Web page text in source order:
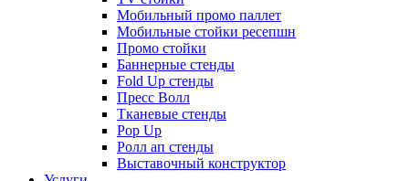
Мобильный промо паллет
Мобильные стойки ресепшн
Промо стойки
Баннерные стенды
Fold Up стенды
Пресс Волл
Тканевые стенды
Pop Up
Ролл ап стенды
Выставочный конструктор